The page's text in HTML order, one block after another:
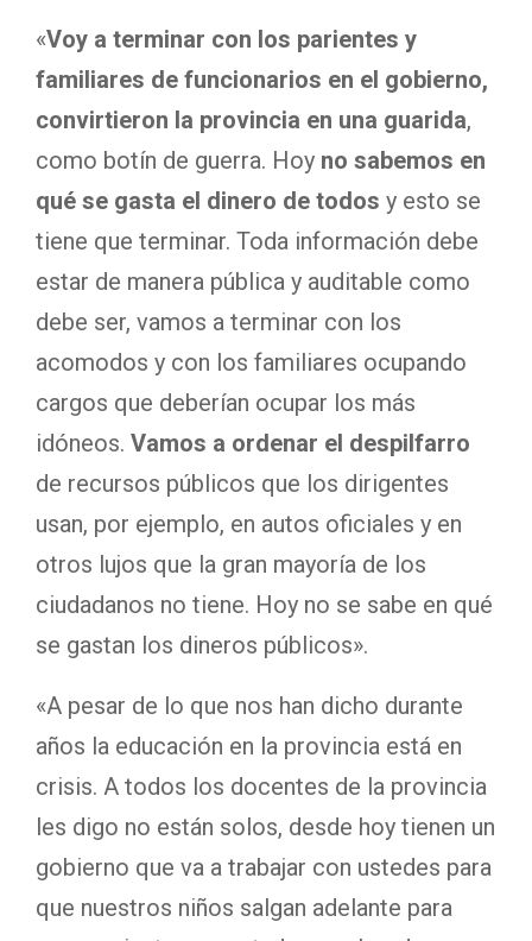
«Voy a terminar con los parientes y
familiares de funcionarios en el gobierno,
convirtieron la provincia en una guarida,
como botín de guerra. Hoy no sabemos en
qué se gasta el dinero de todos y esto se
tiene que terminar. Toda información debe
estar de manera pública y auditable como
debe ser, vamos a terminar con los
acomodos y con los familiares ocupando
cargos que deberían ocupar los más
idóneos. Vamos a ordenar el despilfarro
de recursos públicos que los dirigentes
usan, por ejemplo, en autos oficiales y en
otros lujos que la gran mayoría de los
ciudadanos no tiene. Hoy no se sabe en qué
se gastan los dineros públicos».
«A pesar de lo que nos han dicho durante
años la educación en la provincia está en
crisis. A todos los docentes de la provincia
les digo no están solos, desde hoy tienen un
gobierno que va a trabajar con ustedes para
que nuestros niños salgan adelante para